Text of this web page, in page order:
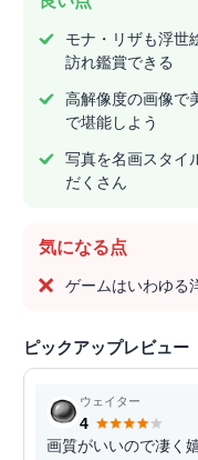
モナ・リザも浮世
訪れ鑑賞できる
高解像度の画像で
で堪能しよう
写真を名画スタイ
だくさん
気になる点
ゲームはいわゆる
ピックアップレビュー
ウェイター
4
画質がいいので凄く